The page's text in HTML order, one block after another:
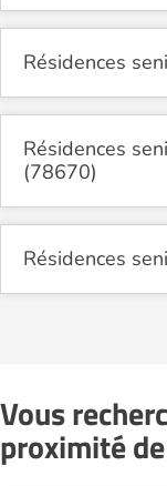
Résidences
Résidences
(78670)
Résidences
Vous
proximité